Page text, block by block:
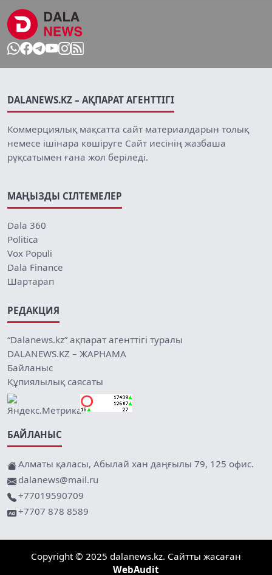
DALANEWS.KZ – АҚПАРАТ АГЕНТТІГІ
Коммерциялық мақсатта сайт материалдарын толық
немесе ішінара көшіруге Сайт иесінің жазбаша
рұқсатымен ғана жол беріледі.
МАҢЫЗДЫ СІЛТЕМЕЛЕР
Dala 360
Politica
Vox Populi
Dala Finance
Шартарап
РЕДАКЦИЯ
“Dalanews.kz” ақпарат агенттігі туралы
DALANEWS.KZ – ЖАРНАМА
Байланыс
Құпиялылық саясаты
БАЙЛАНЫС
Алматы қаласы, Абылай хан даңғылы 79, 125 офис.
dalanews@mail.ru
+77019590709
+7707 878 8589
Copyright © 2025 dalanews.kz. Сайтты жасаған
WebAudit